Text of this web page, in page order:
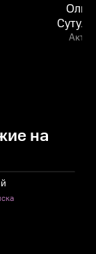
Актёр
на